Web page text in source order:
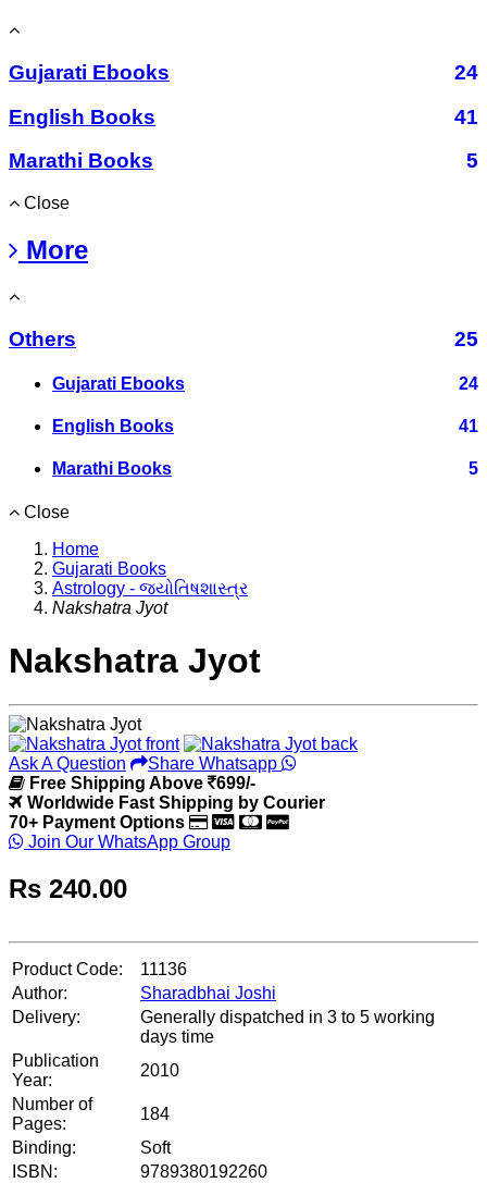
Gujarati Ebooks
24
English Books
41
Marathi Books
5
Close
More
Others 25
Gujarati Ebooks 24
English Books 41
Marathi Books 5
Close
Home
Gujarati Books
Astrology - જ્યોતિષશાસ્ત્ર
Nakshatra Jyot
Nakshatra Jyot
Ask A Question
Share Whatsapp
Free Shipping Above
699/-
Worldwide Fast Shipping by Courier
70+ Payment Options
Join Our WhatsApp Group
Rs 240.00
Product Code:
11136
Author:
Sharadbhai Joshi
Delivery:
Generally dispatched in 3 to 5 working
days time
Publication
Year:
2010
Number of
Pages:
184
Binding:
Soft
ISBN:
9789380192260